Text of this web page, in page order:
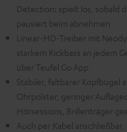
Detection: spielt los, sobald
pausiert beim abnehmen
Linear-HD-Treiber mit
starkem Kickbass an jedem
über Teufel Go App
Stabiler, faltbarer Kopfbügel
Ohrpolster, geringer
Hörsessions, Brillenträger
Auch per Kabel